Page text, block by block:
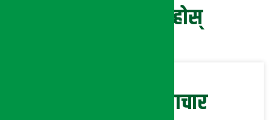
प्रतिक्रिया दिनुहोस्
सम्बन्धित समाचार